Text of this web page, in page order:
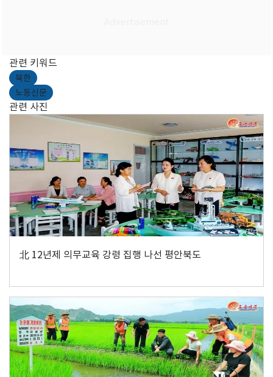
관련 키워드
북한
노동신문
관련 사진
北 12년제 의무교육 강령 집행 나선 평안북도